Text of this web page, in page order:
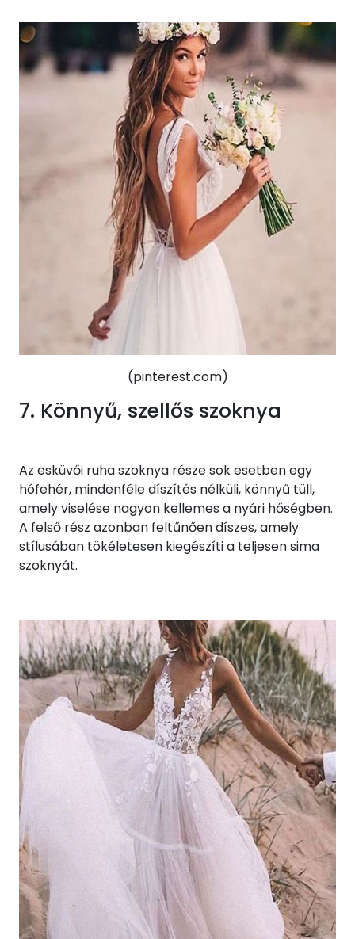
(pinterest.com)
7. Könnyű, szellős szoknya
Az esküvői ruha szoknya része sok esetben egy
hófehér, mindenféle díszítés nélküli, könnyű tüll,
amely viselése nagyon kellemes a nyári hőségben.
A felső rész azonban feltűnően díszes, amely
stílusában tökéletesen kiegészíti a teljesen sima
szoknyát.